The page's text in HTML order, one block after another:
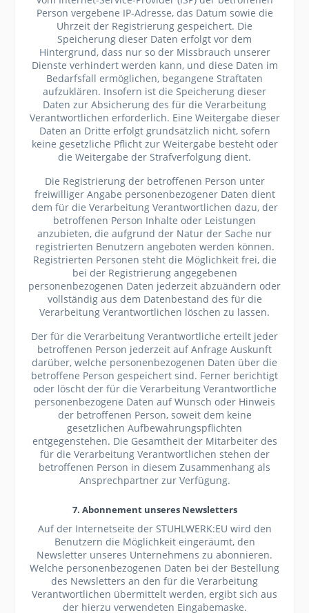
Person vergebene IP-Adresse, das Datum sowie die
Uhrzeit der Registrierung gespeichert. Die
Speicherung dieser Daten erfolgt vor dem
Hintergrund, dass nur so der Missbrauch unserer
Dienste verhindert werden kann, und diese Daten im
Bedarfsfall ermöglichen, begangene Straftaten
aufzuklären. Insofern ist die Speicherung dieser
Daten zur Absicherung des für die Verarbeitung
Verantwortlichen erforderlich. Eine Weitergabe dieser
Daten an Dritte erfolgt grundsätzlich nicht, sofern
keine gesetzliche Pflicht zur Weitergabe besteht oder
die Weitergabe der Strafverfolgung dient.
Die Registrierung der betroffenen Person unter
freiwilliger Angabe personenbezogener Daten dient
dem für die Verarbeitung Verantwortlichen dazu, der
betroffenen Person Inhalte oder Leistungen
anzubieten, die aufgrund der Natur der Sache nur
registrierten Benutzern angeboten werden können.
Registrierten Personen steht die Möglichkeit frei, die
bei der Registrierung angegebenen
personenbezogenen Daten jederzeit abzuändern oder
vollständig aus dem Datenbestand des für die
Verarbeitung Verantwortlichen löschen zu lassen.
Der für die Verarbeitung Verantwortliche erteilt jeder
betroffenen Person jederzeit auf Anfrage Auskunft
darüber, welche personenbezogenen Daten über die
betroffene Person gespeichert sind. Ferner berichtigt
oder löscht der für die Verarbeitung Verantwortliche
personenbezogene Daten auf Wunsch oder Hinweis
der betroffenen Person, soweit dem keine
gesetzlichen Aufbewahrungspflichten
entgegenstehen. Die Gesamtheit der Mitarbeiter des
für die Verarbeitung Verantwortlichen stehen der
betroffenen Person in diesem Zusammenhang als
Ansprechpartner zur Verfügung.
7. Abonnement unseres Newsletters
Auf der Internetseite der STUHLWERK:EU wird den
Benutzern die Möglichkeit eingeräumt, den
Newsletter unseres Unternehmens zu abonnieren.
Welche personenbezogenen Daten bei der Bestellung
des Newsletters an den für die Verarbeitung
Verantwortlichen übermittelt werden, ergibt sich aus
der hierzu verwendeten Eingabemaske.